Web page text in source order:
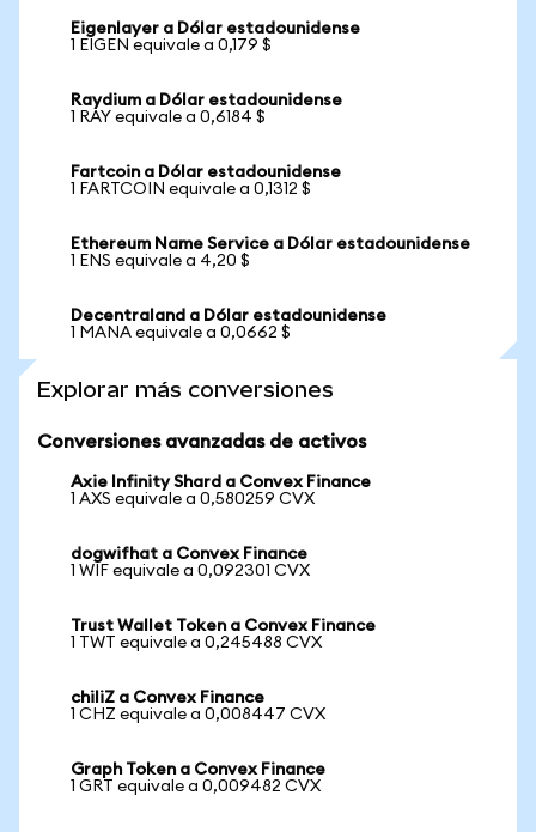
Eigenlayer a Dólar estadounidense
1 EIGEN equivale a 0,179 $
Raydium a Dólar estadounidense
1 RAY equivale a 0,6184 $
Fartcoin a Dólar estadounidense
1 FARTCOIN equivale a 0,1312 $
Ethereum Name Service a Dólar estadounidense
1 ENS equivale a 4,20 $
Decentraland a Dólar estadounidense
1 MANA equivale a 0,0662 $
Explorar más conversiones
Conversiones avanzadas de activos
Axie Infinity Shard a Convex Finance
1 AXS equivale a 0,580259 CVX
dogwifhat a Convex Finance
1 WIF equivale a 0,092301 CVX
Trust Wallet Token a Convex Finance
1 TWT equivale a 0,245488 CVX
chiliZ a Convex Finance
1 CHZ equivale a 0,008447 CVX
Graph Token a Convex Finance
1 GRT equivale a 0,009482 CVX